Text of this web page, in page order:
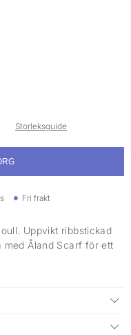
Storleksguide
Fri frakt
Uppvikt ribbstickad
med Åland Scarf för ett